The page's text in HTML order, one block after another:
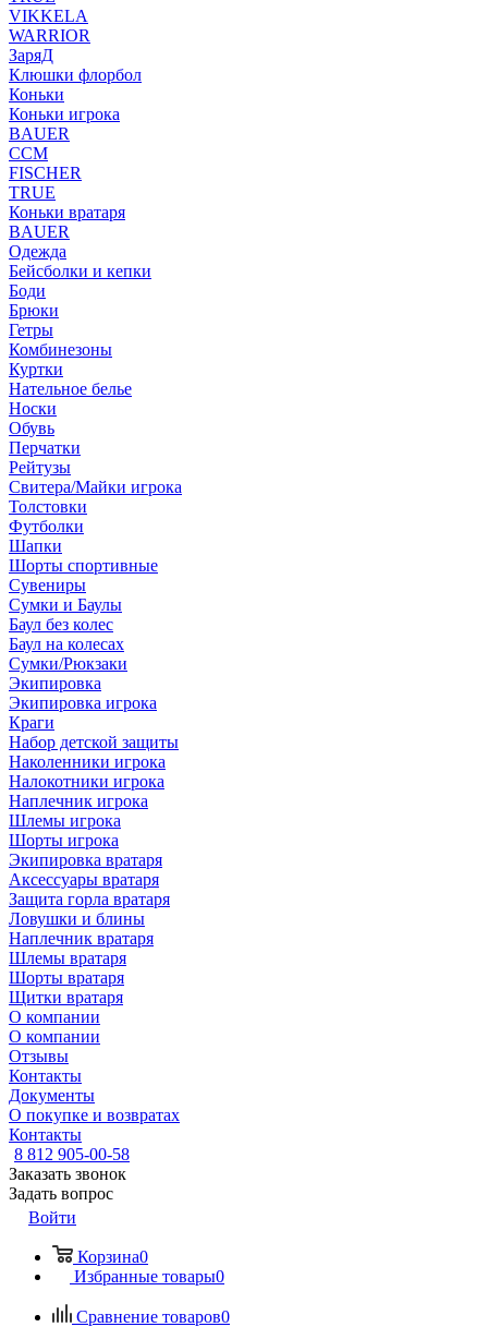
VIKKELA
WARRIOR
ЗаряД
Клюшки флорбол
Коньки
Коньки игрока
BAUER
CCM
FISCHER
TRUE
Коньки вратаря
BAUER
Одежда
Бейсболки и кепки
Боди
Брюки
Гетры
Комбинезоны
Куртки
Нательное белье
Носки
Обувь
Перчатки
Рейтузы
Свитера/Майки игрока
Толстовки
Футболки
Шапки
Шорты спортивные
Сувениры
Сумки и Баулы
Баул без колес
Баул на колесах
Сумки/Рюкзаки
Экипировка
Экипировка игрока
Краги
Набор детской защиты
Наколенники игрока
Налокотники игрока
Наплечник игрока
Шлемы игрока
Шорты игрока
Экипировка вратаря
Аксессуары вратаря
Защита горла вратаря
Ловушки и блины
Наплечник вратаря
Шлемы вратаря
Шорты вратаря
Щитки вратаря
О компании
О компании
Отзывы
Контакты
Документы
О покупке и возвратах
Контакты
8 812 905-00-58
Заказать звонок
Задать вопрос
Войти
Корзина0
Избранные товары0
Сравнение товаров0